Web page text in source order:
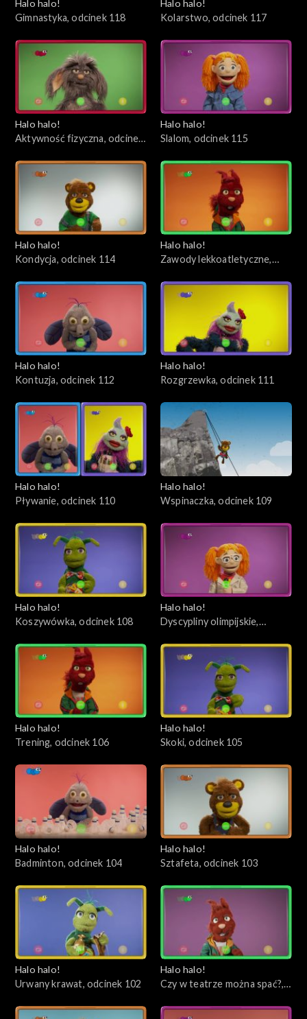
Halo halo!
Gimnastyka, odcinek 118
Halo halo!
Kolarstwo, odcinek 117
Halo halo!
Aktywność fizyczna, odcinek
Halo halo!
Slalom, odcinek 115
Halo halo!
Kondycja, odcinek 114
Halo halo!
Zawody lekkoatletyczne,
Halo halo!
Kontuzja, odcinek 112
Halo halo!
Rozgrzewka, odcinek 111
Halo halo!
Pływanie, odcinek 110
Halo halo!
Wspinaczka, odcinek 109
Halo halo!
Koszywówka, odcinek 108
Halo halo!
Dyscypliny olimpijskie,
Halo halo!
Trening, odcinek 106
Halo halo!
Skoki, odcinek 105
Halo halo!
Badminton, odcinek 104
Halo halo!
Sztafeta, odcinek 103
Halo halo!
Urwany krawat, odcinek 102
Halo halo!
Czy w teatrze można spać?,